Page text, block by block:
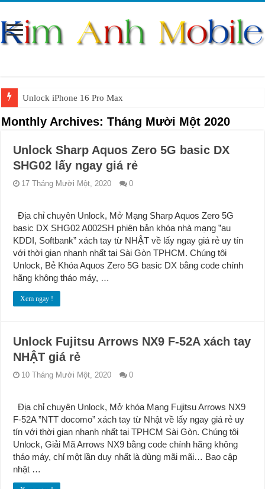
Unlock iPhone 16 Pro Max
Unlock iPhone 15 Pro Max lên quốc tế giá rẻ
Unlock Motorola Razr 2025
Unlock Samsung Galaxy Z Fold 7 giá rẻ
Monthly Archives:Tháng Mười Một 2020
Unlock Sharp Aquos Zero 5G basic DX
SHG02 lấy ngay giá rẻ
17 Tháng Mười Một, 2020 0
Địa chỉ chuyên Unlock, Mở Mạng Sharp Aquos Zero 5G
basic DX SHG02 A002SH phiên bản khóa nhà mạng ”au
KDDI, Softbank” xách tay từ NHẬT về lấy ngay giá rẻ uy tín
với thời gian nhanh nhất tại Sài Gòn TPHCM. Chúng tôi
Unlock, Bẻ Khóa Aquos Zero 5G basic DX bằng code chính
hãng không tháo máy, …
Xem ngay !
Unlock Fujitsu Arrows NX9 F-52A xách tay
NHẬT giá rẻ
10 Tháng Mười Một, 2020 0
Địa chỉ chuyên Unlock, Mở khóa Mạng Fujitsu Arrows NX9
F-52A ”NTT docomo” xách tay từ Nhật về lấy ngay giá rẻ uy
tín với thời gian nhanh nhất tại TPHCM Sài Gòn. Chúng tôi
Unlock, Giải Mã Arrows NX9 bằng code chính hãng không
tháo máy, chỉ một lần duy nhất là dùng mãi mãi… Bao cập
nhật …